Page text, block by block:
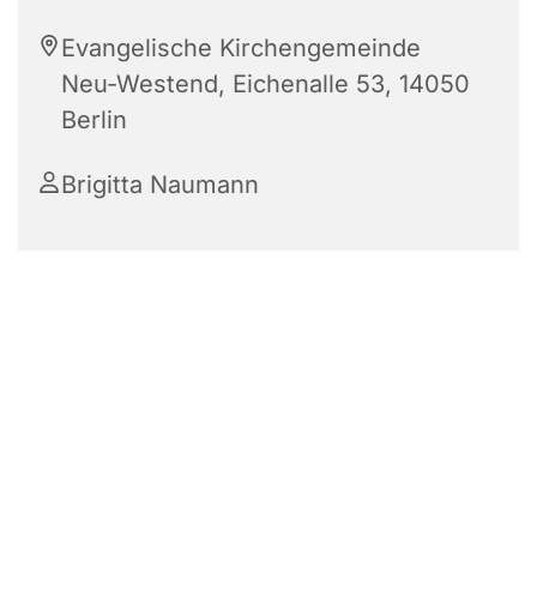
Evangelische Kirchengemeinde
Neu-Westend, Eichenalle 53, 14050
Berlin
Brigitta Naumann